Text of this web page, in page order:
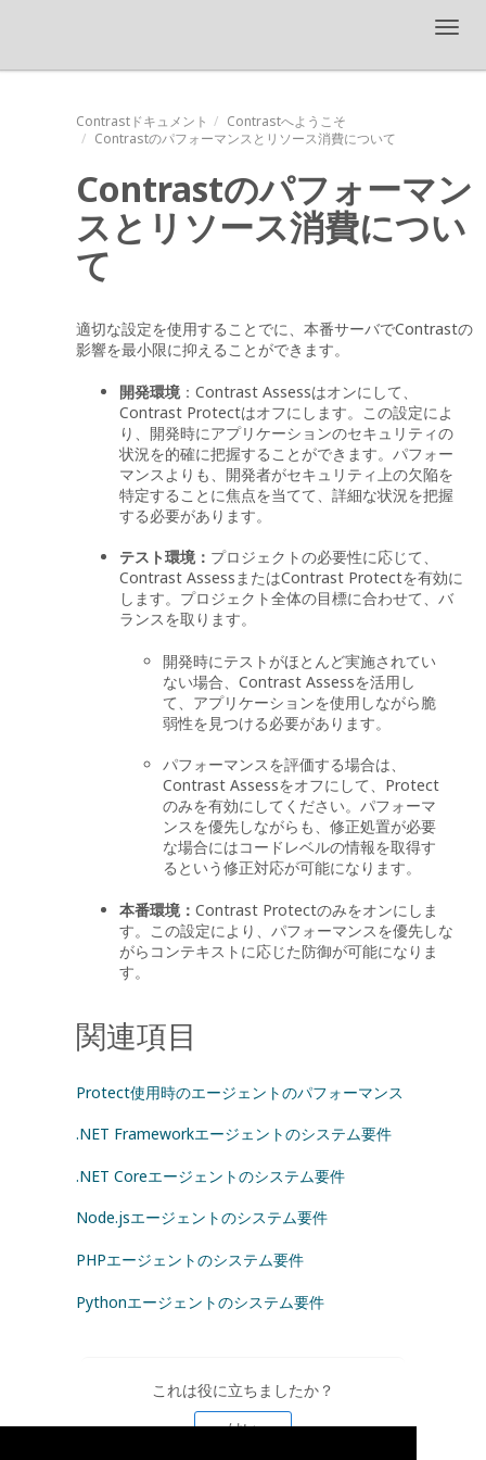
Contrastドキュメント
Contrastへようこそ
Contrastのパフォーマンスとリソース消費について
Contrastのパフォーマン
スとリソース消費につい
て
適切な設定を使用することでに、本番サーバでContrastの
影響を最小限に抑えることができます。
開発環境 ：Contrast Assessはオンにして、
Contrast Protectはオフにします。この設定によ
り、開発時にアプリケーションのセキュリティの
状況を的確に把握することができます。パフォー
マンスよりも、開発者がセキュリティ上の欠陥を
特定することに焦点を当てて、詳細な状況を把握
する必要があります。
テスト環境： プロジェクトの必要性に応じて、
Contrast AssessまたはContrast Protectを有効に
します。プロジェクト全体の目標に合わせて、バ
ランスを取ります。
開発時にテストがほとんど実施されてい
ない場合、Contrast Assessを活用し
て、アプリケーションを使用しながら脆
弱性を見つける必要があります。
パフォーマンスを評価する場合は、
Contrast Assessをオフにして、Protect
のみを有効にしてください。パフォーマ
ンスを優先しながらも、修正処置が必要
な場合にはコードレベルの情報を取得す
るという修正対応が可能になります。
本番環境： Contrast Protectのみをオンにしま
す。この設定により、パフォーマンスを優先しな
がらコンテキストに応じた防御が可能になりま
す。
関連項目
Protect使用時のエージェントのパフォーマンス
.NET Frameworkエージェントのシステム要件
.NET Coreエージェントのシステム要件
Node.jsエージェントのシステム要件
PHPエージェントのシステム要件
Pythonエージェントのシステム要件
これは役に立ちましたか？
はい